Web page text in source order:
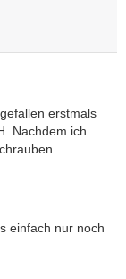
erstmals
Nachdem ich
einfach nur noch